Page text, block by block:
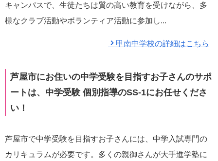
キャンパスで、生徒たちは質の高い教育を受けながら、多
様なクラブ活動やボランティア活動に参加し...
甲南中学校の詳細はこちら
芦屋市にお住いの中学受験を目指すお子さんのサポ
ートは、中学受験 個別指導のSS-1にお任せくださ
い！
芦屋市で中学受験を目指すお子さんには、中学入試専門の
カリキュラムが必要です。多くの親御さんが大手進学塾に